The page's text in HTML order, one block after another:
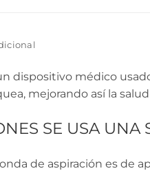
dispositivo médico
mejorando así la
SE USA
de aspiración es